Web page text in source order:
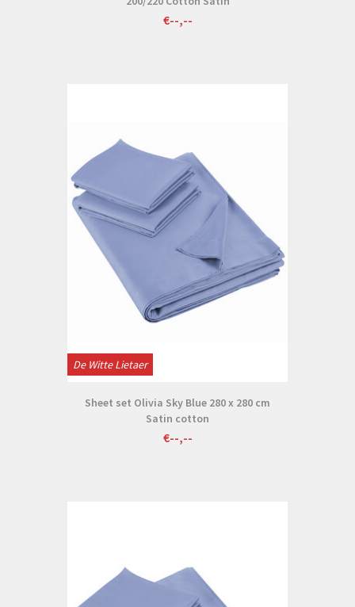
€--,--
De Witte Lietaer
Sheet set Olivia Sky Blue 280 x 280 cm
Satin cotton
€--,--